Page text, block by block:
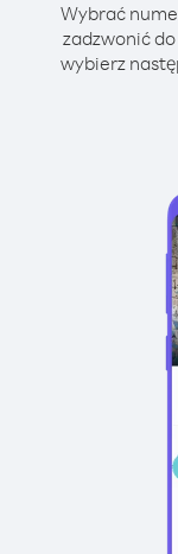
Wybrać
zadzwonić
wybierz